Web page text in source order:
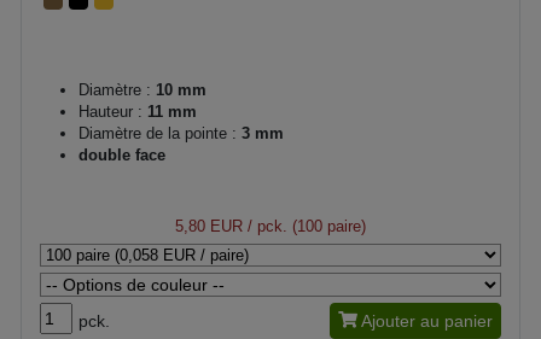
Diamètre : 10 mm
Hauteur : 11 mm
Diamètre de la pointe : 3 mm
double face
5,80 EUR / pck. (100 paire)
pck. Ajouter au panier